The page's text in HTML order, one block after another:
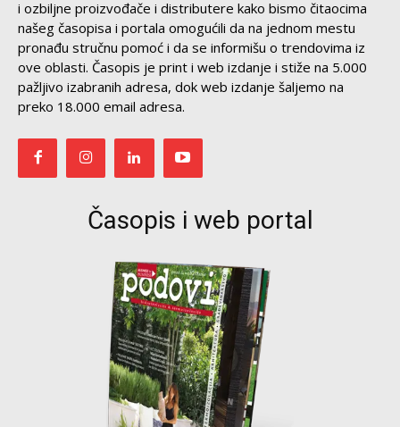
i ozbiljne proizvođače i distributere kako bismo čitaocima
našeg časopisa i portala omogućili da na jednom mestu
pronađu stručnu pomoć i da se informišu o trendovima iz
ove oblasti. Časopis je print i web izdanje i stiže na 5.000
pažljivo izabranih adresa, dok web izdanje šaljemo na
preko 18.000 email adresa.
Časopis i web portal